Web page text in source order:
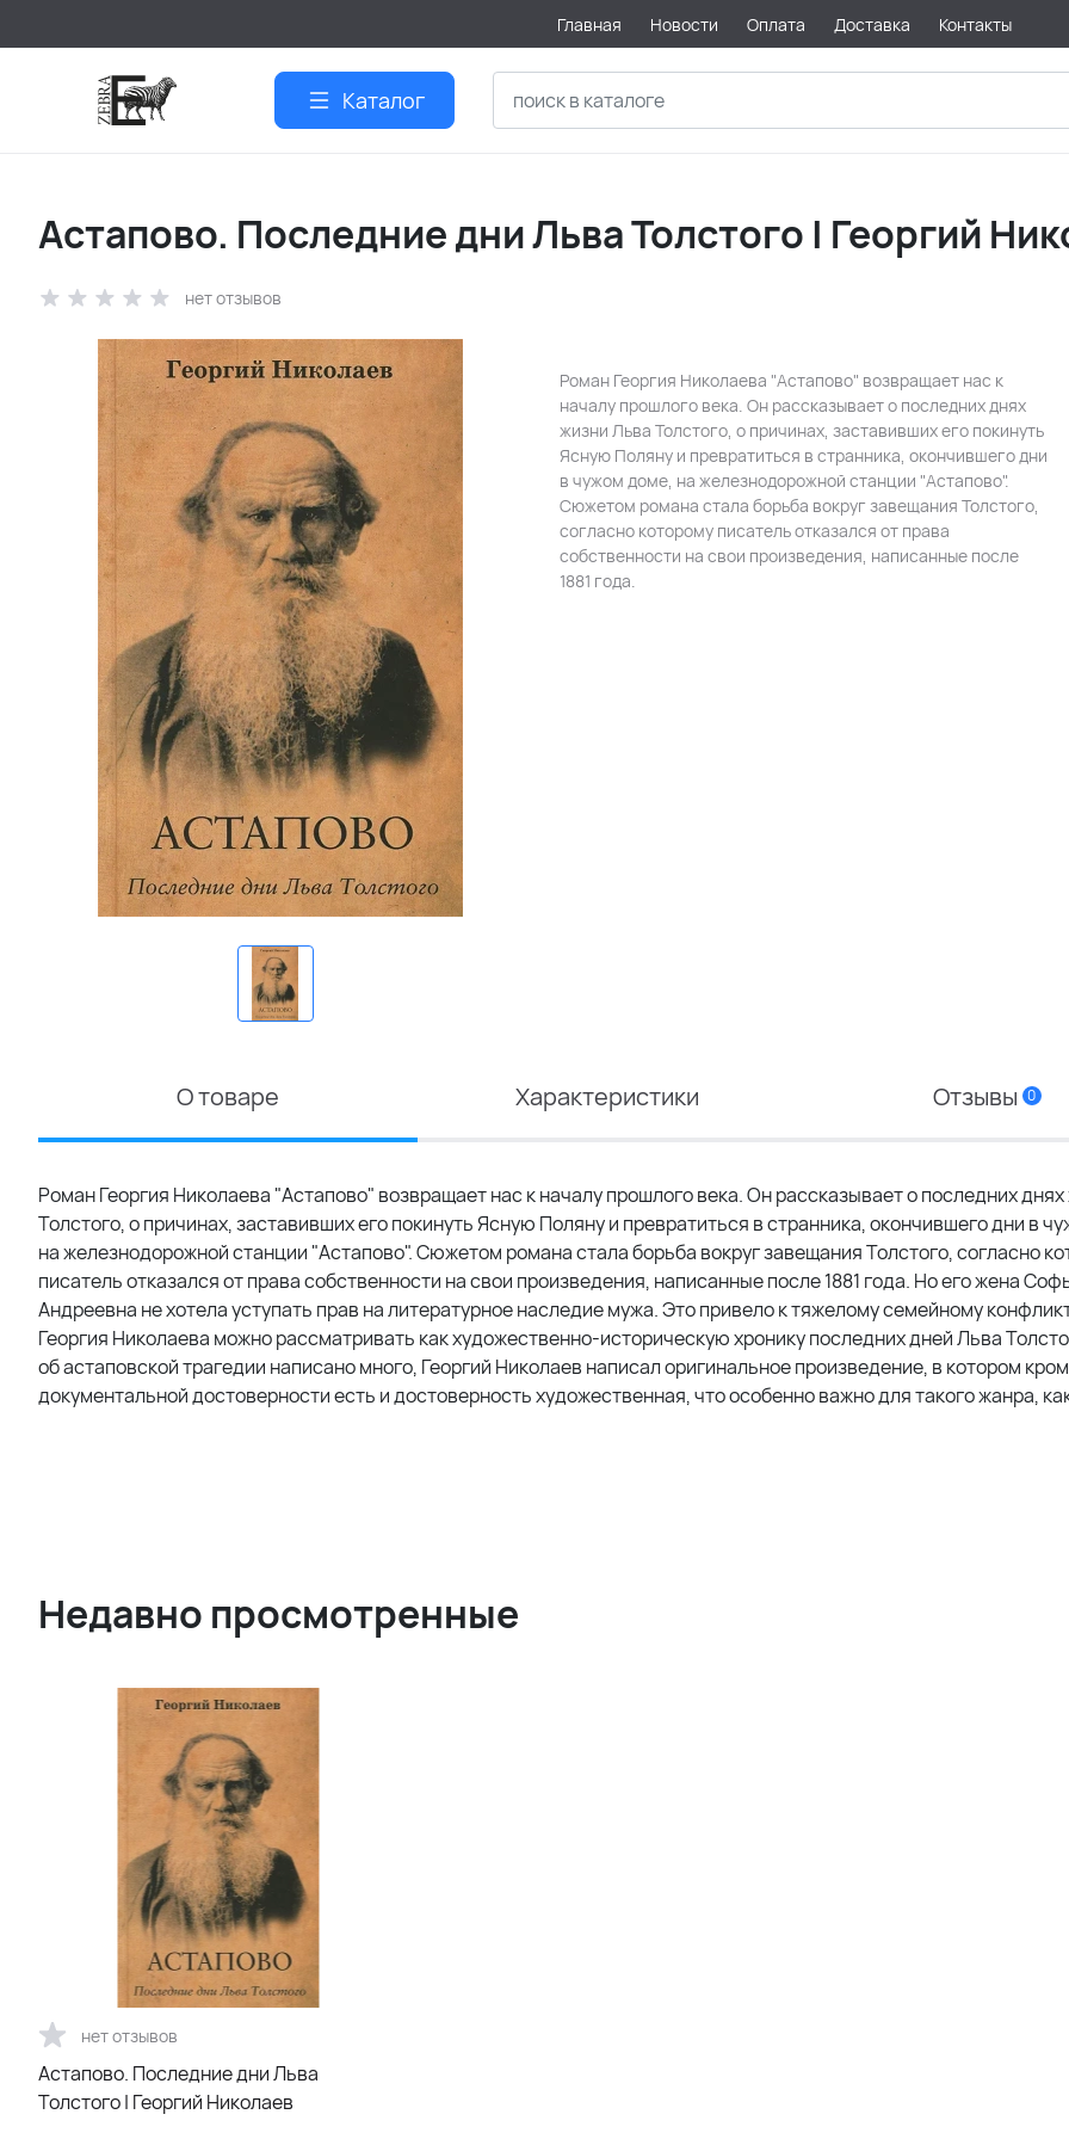
Главная Новости Оплата Доставка Контакты
Каталог
Астапово. Последние дни Льва Толстого | Георгий
нет отзывов
Роман Георгия Николаева "Астапово" возвращает нас к
началу прошлого века. Он рассказывает о последних днях
жизни Льва Толстого, о причинах, заставивших его покинуть
Ясную Поляну и превратиться в странника, окончившего дни
в чужом доме, на железнодорожной станции "Астапово".
Сюжетом романа стала борьба вокруг завещания Толстого,
согласно которому писатель отказался от права
собственности на свои произведения, написанные после
1881 года.
О товаре Характеристики Отзывы 0
Роман Георгия Николаева "Астапово" возвращает нас к началу прошлого века. Он рассказывает о последних
Толстого, о причинах, заставивших его покинуть Ясную Поляну и превратиться в странника, окончившего дни в
на железнодорожной станции "Астапово". Сюжетом романа стала борьба вокруг завещания Толстого, согласно
писатель отказался от права собственности на свои произведения, написанные после 1881 года. Но его жена
Андреевна не хотела уступать прав на литературное наследие мужа. Это привело к тяжелому семейному
Георгия Николаева можно рассматривать как художественно-историческую хронику последних дней Льва
об астаповской трагедии написано много, Георгий Николаев написал оригинальное произведение, в котором
документальной достоверности есть и достоверность художественная, что особенно важно для такого жанра,
Недавно просмотренные
нет отзывов
Астапово. Последние дни Льва
Толстого | Георгий Николаев